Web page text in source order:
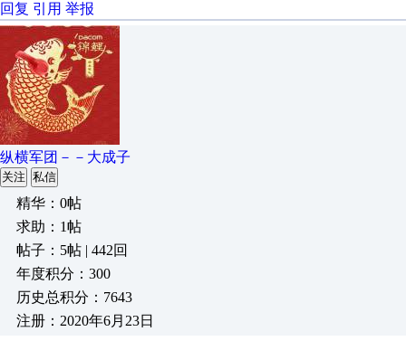
回复 引用 举报
纵横军团－－大成子
关注 私信
精华：0帖
求助：1帖
帖子：5帖 | 442回
年度积分：300
历史总积分：7643
注册：2020年6月23日